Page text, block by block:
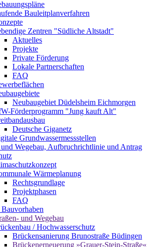
Bauleitplanverfahren
Zentren "Südliche Altstadt"
Aktuelles
Projekte
Private Förderung
Lokale Partnerschaften
FAQ
Neubaugebiet Düdelsheim Eichmorgen
Förderprogramm "Jung kauft Alt"
Deutsche Giganetz
Grundwassermessstellen
und Wegebau, Aufbruchrichtlinie und Antrag
Wärmeplanung
Rechtsgrundlage
Projektphasen
FAQ
und Wegebau
/ Hochwasserschutz
Brückensanierung Brunostraße Büdingen
Brückenerneuerung »Grauer-Stein-Straße«